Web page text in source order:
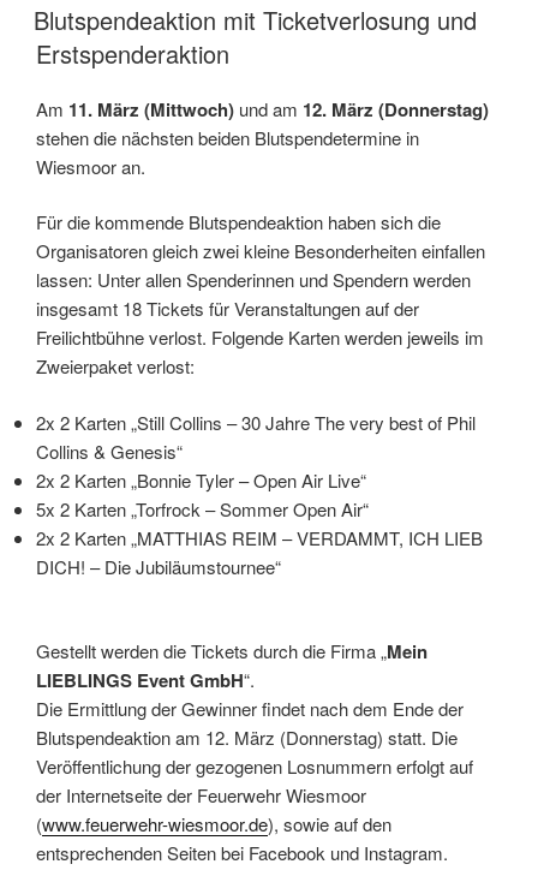
Blutspendeaktion mit Ticketverlosung und
Erstspenderaktion
Am 11. März (Mittwoch) und am 12. März (Donnerstag)
stehen die nächsten beiden Blutspendetermine in
Wiesmoor an.
Für die kommende Blutspendeaktion haben sich die
Organisatoren gleich zwei kleine Besonderheiten einfallen
lassen: Unter allen Spenderinnen und Spendern werden
insgesamt 18 Tickets für Veranstaltungen auf der
Freilichtbühne verlost. Folgende Karten werden jeweils im
Zweierpaket verlost:
2x 2 Karten „Still Collins – 30 Jahre The very best of Phil
Collins & Genesis“
2x 2 Karten „Bonnie Tyler – Open Air Live“
5x 2 Karten „Torfrock – Sommer Open Air“
2x 2 Karten „MATTHIAS REIM – VERDAMMT, ICH LIEB
DICH! – Die Jubiläumstournee“
Gestellt werden die Tickets durch die Firma „Mein
LIEBLINGS Event GmbH“.
Die Ermittlung der Gewinner findet nach dem Ende der
Blutspendeaktion am 12. März (Donnerstag) statt. Die
Veröffentlichung der gezogenen Losnummern erfolgt auf
der Internetseite der Feuerwehr Wiesmoor
(www.feuerwehr-wiesmoor.de), sowie auf den
entsprechenden Seiten bei Facebook und Instagram.